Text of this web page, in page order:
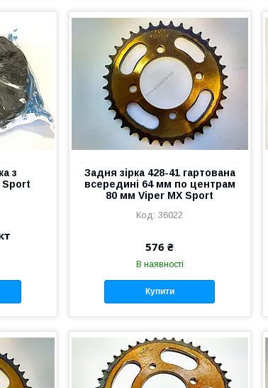
з
Sport
Задня зірка 428-41 гартована
всередині 64 мм по центрам
80 мм Viper MX Sport
36022
576 ₴
В наявності
Купити